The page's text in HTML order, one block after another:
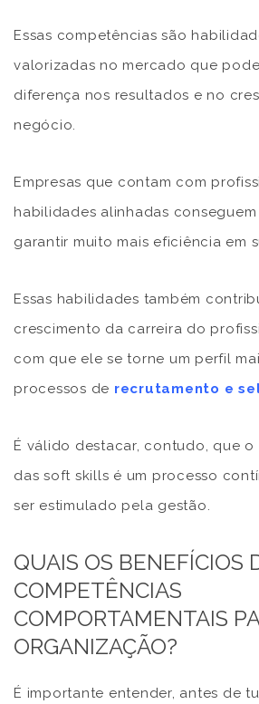
Essas competências são
valorizadas no mercado que
diferença nos resultados e no
negócio.
Empresas que contam com
habilidades alinhadas
garantir muito mais eficiência em
Essas habilidades também
crescimento da carreira do
com que ele se torne um perfil
processos de recrutamento e
É válido destacar, contudo, que o
das soft skills é um processo
ser estimulado pela gestão.
QUAIS OS BENEFÍCIOS
COMPETÊNCIAS
COMPORTAMENTAIS
ORGANIZAÇÃO?
É importante entender, antes de